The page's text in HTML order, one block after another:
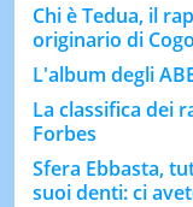
Chi è Tedua, il
originario di
L'album degli
La classifica dei
Forbes
Sfera Ebbasta,
suoi denti: ci